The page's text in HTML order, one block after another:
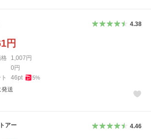
4.38
円
1,007円
0円
46pt 5%
送
アー 4.46